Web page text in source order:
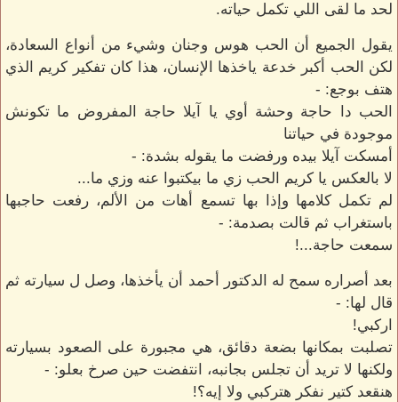
لحد ما لقى اللي تكمل حياته.
يقول الجميع أن الحب هوس وجنان وشيء من أنواع السعادة،
لكن الحب أكبر خدعة ياخذها الإنسان، هذا كان تفكير كريم الذي
هتف بوجع: -
الحب دا حاجة وحشة أوي يا آيلا حاجة المفروض ما تكونش
موجودة في حياتنا
أمسكت آيلا بيده ورفضت ما يقوله بشدة: -
لا بالعكس يا كريم الحب زي ما بيكتبوا عنه وزي ما...
لم تكمل كلامها وإذا بها تسمع أهات من الألم، رفعت حاجبها
باستغراب ثم قالت بصدمة: -
سمعت حاجة...!
بعد أصراره سمح له الدكتور أحمد أن يأخذها، وصل ل سيارته ثم
قال لها: -
اركبي!
تصلبت بمكانها بضعة دقائق، هي مجبورة على الصعود بسيارته
ولكنها لا تريد أن تجلس بجانبه، انتفضت حين صرخ بعلو: -
هنقعد كتير نفكر هتركبي ولا إيه؟!